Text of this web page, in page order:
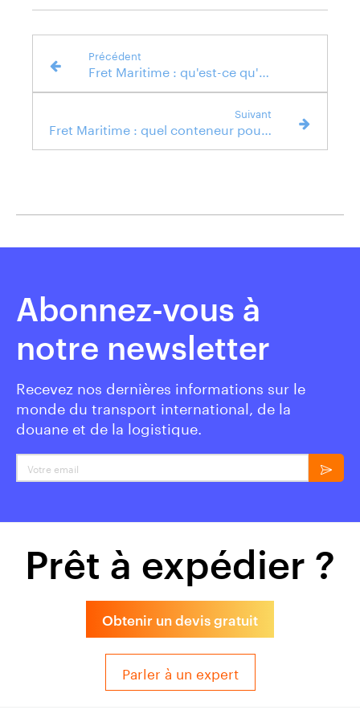
Précédent
Suivant
Abonnez-vous à
notre newsletter
Recevez nos dernières informations sur le
monde du transport international, de la
douane et de la logistique.
Votre email
Prêt à expédier ?
Obtenir un devis gratuit
Parler à un expert